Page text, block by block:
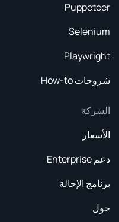
Puppeteer
Selenium
Playwright
شروحات How-to
الشركة
الأسعار
دعم Enterprise
برنامج الإحالة
حول